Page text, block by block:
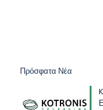
Πρόσφατα Νέα